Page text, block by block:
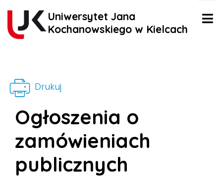
Uniwersytet Jana
Kochanowskiego w Kielcach
Drukuj
Ogłoszenia o
zamówieniach
publicznych